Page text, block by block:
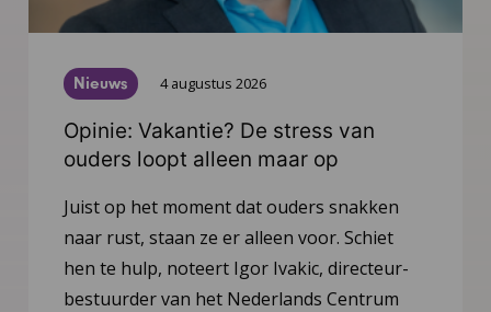
Nieuws 4 augustus 2026
Opinie: Vakantie? De stress van
ouders loopt alleen maar op
Juist op het moment dat ouders snakken
naar rust, staan ze er alleen voor. Schiet
hen te hulp, noteert Igor Ivakic, directeur-
bestuurder van het Nederlands Centrum